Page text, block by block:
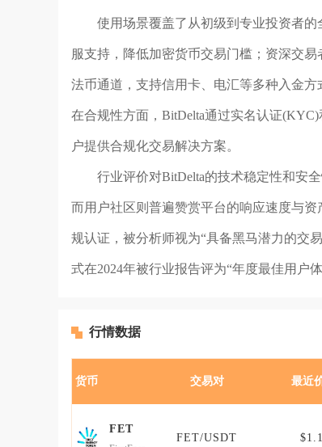
使用场景覆盖了从初级到专业投资者
服支持，降低加密货币交易门槛；资深交
法币通道，支持信用卡、电汇等多种入金
在合规性方面，BitDelta通过实名认证
户提供合规化交易解决方案。
行业评价对BitDelta的技术稳定性和安
而用户社区则普遍赞赏平台的响应速度与
规认证，被分析师视为“具备黑马潜力的交
式在2024年被行业报告评为“年度最佳用户
行情数据
货币 交易对 最近
FET
FET/USDT